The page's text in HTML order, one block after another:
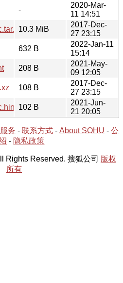
-
2020-Mar-
11 14:51
10.3 MiB
2017-Dec-
27 23:15
632 B
2022-Jan-11
15:14
208 B
2021-May-
09 12:05
108 B
2017-Dec-
27 23:15
102 B
2021-Jun-
21 20:05
务 - 联系方式 - About SOHU - 公
- 隐私政策
Rights Reserved. 搜狐公司 版权
所有